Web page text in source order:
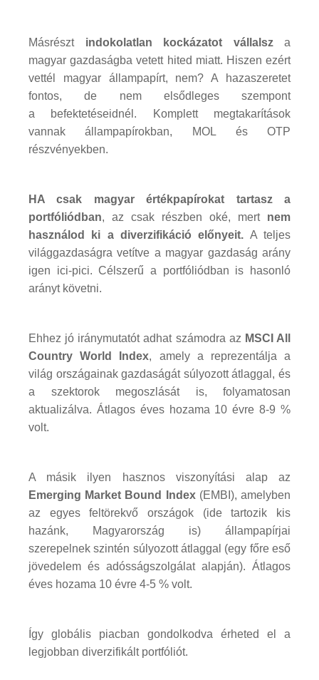
Másrészt indokolatlan kockázatot vállalsza
magyar gazdaságba vetett hited miatt. Hiszen ezért
vettél magyar állampapírt, nem? A hazaszeretet
fontos, de nem elsődleges szempont
a befektetéseidnél. Komplett megtakarítások
vannak állampapírokban, MOL és OTP
részvényekben.
HA csak magyar értékpapírokat tartasz a
portfóliódban, az csak részben oké, mert nem
használod ki a diverzifikáció előnyeit. A teljes
világgazdaságra vetítve a magyar gazdaság arány
igen ici-pici. Célszerű a portfóliódban is hasonló
arányt követni.
Ehhez jó iránymutatót adhat számodra az MSCI All
Country World Index, amely a reprezentálja a
világ országainak gazdaságát súlyozott átlaggal, és
a szektorok megoszlását is, folyamatosan
aktualizálva. Átlagos éves hozama 10 évre 8-9 %
volt.
A másik ilyen hasznos viszonyítási alap az
Emerging Market Bound Index(EMBI), amelyben
az egyes feltörekvő országok (ide tartozik kis
hazánk, Magyarország is) állampapírjai
szerepelnek szintén súlyozott átlaggal (egy főre eső
jövedelem és adósságszolgálat alapján). Átlagos
éves hozama 10 évre 4-5 % volt.
Így globális piacban gondolkodva érheted el a
legjobban diverzifikált portfóliót.